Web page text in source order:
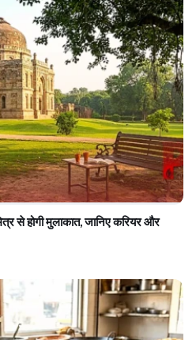
से होगी मुलाकात, जानिए करियर और